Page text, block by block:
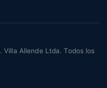
Allende Ltda. Todos los